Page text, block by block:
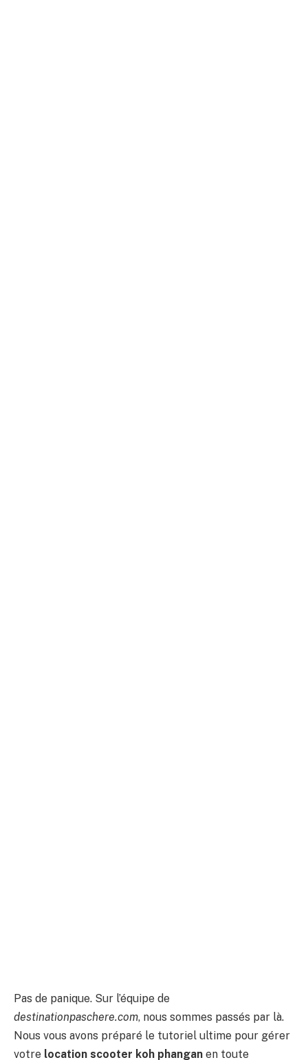
Pas de panique. Sur l’équipe de
destinationpaschere.com, nous sommes passés par là.
Nous vous avons préparé le tutoriel ultime pour gérer
votre location scooter koh phangan en toute